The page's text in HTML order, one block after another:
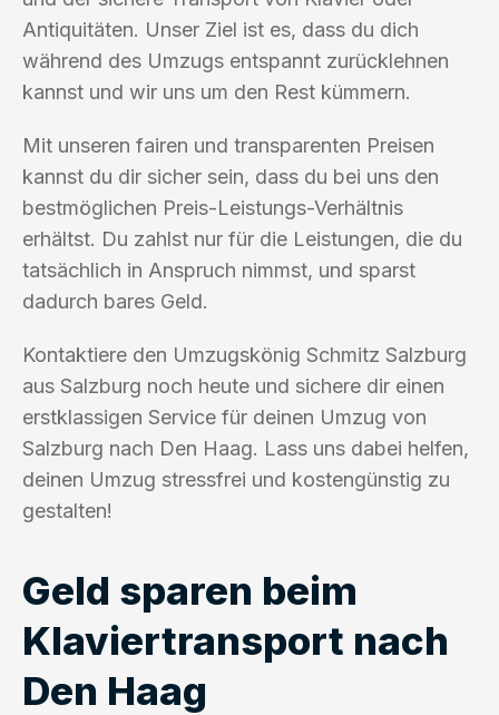
Antiquitäten. Unser Ziel ist es, dass du dich
während des Umzugs entspannt zurücklehnen
kannst und wir uns um den Rest kümmern.
Mit unseren fairen und transparenten Preisen
kannst du dir sicher sein, dass du bei uns den
bestmöglichen Preis-Leistungs-Verhältnis
erhältst. Du zahlst nur für die Leistungen, die du
tatsächlich in Anspruch nimmst, und sparst
dadurch bares Geld.
Kontaktiere den Umzugskönig Schmitz Salzburg
aus Salzburg noch heute und sichere dir einen
erstklassigen Service für deinen Umzug von
Salzburg nach Den Haag. Lass uns dabei helfen,
deinen Umzug stressfrei und kostengünstig zu
gestalten!
Geld sparen beim
Klaviertransport nach
Den Haag